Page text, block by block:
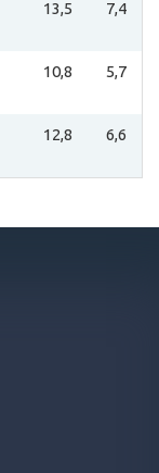
13,5 7,4
10,8 5,7
12,8 6,6